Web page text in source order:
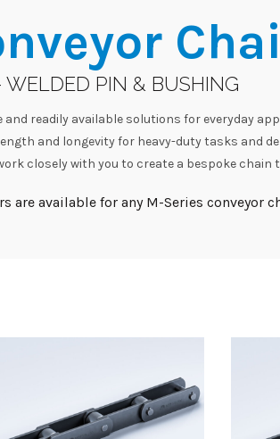
PIN & BUSHING
and readily available solutions for everyday
and longevity for heavy-duty tasks and
closely with you to create a bespoke
are available for any M-Series conveyor